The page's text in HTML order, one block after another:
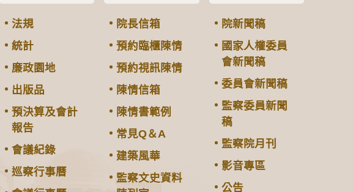
法規
統計
廉政園地
出版品
預決算及會計
報告
會議紀錄
巡察行事曆
院長信箱
預約臨櫃陳情
預約視訊陳情
陳情信箱
陳情書範例
常見Q＆A
建築風華
監察文史資料
院新聞稿
國家人權委員
會新聞稿
委員會新聞稿
監察委員新聞
稿
監察院月刊
影音專區
公告